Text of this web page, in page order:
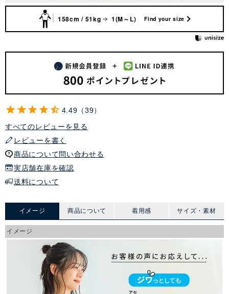
158cm / 51kg 1(M～L) Find your size
4.49
39
すべてのレビューを見る
レビューを書く
商品について問い合わせる
実店舗在庫を確認
送料について
イメージ 商品について 着用感 サイズ・素材
イメージ